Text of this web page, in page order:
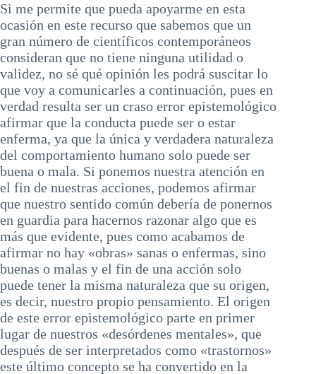
Si me permite que pueda apoyarme en esta
ocasión en este recurso que sabemos que un
gran número de científicos contemporáneos
consideran que no tiene ninguna utilidad o
validez, no sé qué opinión les podrá suscitar lo
que voy a comunicarles a continuación, pues en
verdad resulta ser un craso error epistemológico
afirmar que la conducta puede ser o estar
enferma, ya que la única y verdadera naturaleza
del comportamiento humano solo puede ser
buena o mala. Si ponemos nuestra atención en
el fin de nuestras acciones, podemos afirmar
que nuestro sentido común debería de ponernos
en guardia para hacernos razonar algo que es
más que evidente, pues como acabamos de
afirmar no hay «obras» sanas o enfermas, sino
buenas o malas y el fin de una acción solo
puede tener la misma naturaleza que su origen,
es decir, nuestro propio pensamiento. El origen
de este error epistemológico parte en primer
lugar de nuestros «desórdenes mentales», que
después de ser interpretados como «trastornos»
este último concepto se ha convertido en la